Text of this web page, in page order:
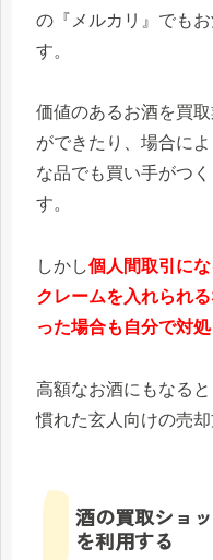
の『メルカリ』でも
す。
価値のあるお酒を買
ができたり、場合に
な品でも買い手がつ
す。
しかし個人間取引に
クレームを入れられ
った場合も自分で対
高額なお酒にもなる
慣れた玄人向けの売却
酒の買取ショ
を利用する